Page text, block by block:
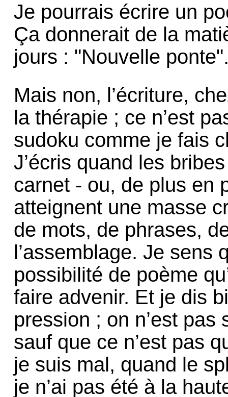
Je pourrais écrire un
Ça donnerait de la
jours : "Nouvelle
Mais non, l’écriture,
la thérapie ; ce n’est
sudoku comme je fais
J’écris quand les
carnet - ou, de plus en
atteignent une masse
de mots, de phrases,
l’assemblage. Je sens
possibilité de poème
faire advenir. Et je dis
pression ; on n’est
sauf que ce n’est pas
je suis mal, quand le
je n’ai pas été à la